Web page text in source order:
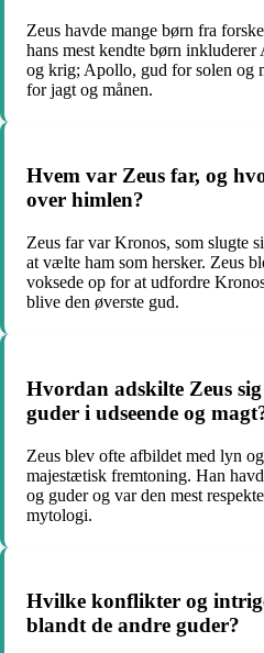
Zeus havde mange børn fra
hans mest kendte børn
og krig; Apollo, gud for solen og
for jagt og månen.
Hvem var Zeus far, og
over himlen?
Zeus far var Kronos, som slugte
at vælte ham som hersker. Zeus
voksede op for at udfordre
blive den øverste gud.
Hvordan adskilte Zeus
guder i udseende og
Zeus blev ofte afbildet med lyn
majestætisk fremtoning. Han
og guder og var den mest
mytologi.
Hvilke konflikter og
blandt de andre guder?